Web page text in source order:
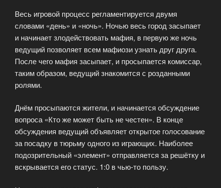
Весь игровой процесс регламентируется двумя
словами «день» и «ночь». Ночью весь город засыпает
и начинает злодействовать мафия, в первую же ночь
ведущий позволяет всем мафиози узнать друг друга.
После чего мафия засыпает, и просыпается комиссар,
таким образом, ведущий знакомится с розданными
ролями.
Днём просыпаются жители, и начинается обсуждение
вопроса «Кто же может быть не честен». В конце
обсуждения ведущий объявляет открытое голосование
за посадку в тюрьму одного из играющих. Наиболее
подозрительный «элемент» отправляется за решётку и
вскрывается его статус. 1:0 в чью-то пользу.